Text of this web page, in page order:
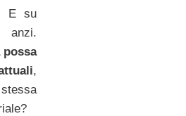
E su
anzi.
,